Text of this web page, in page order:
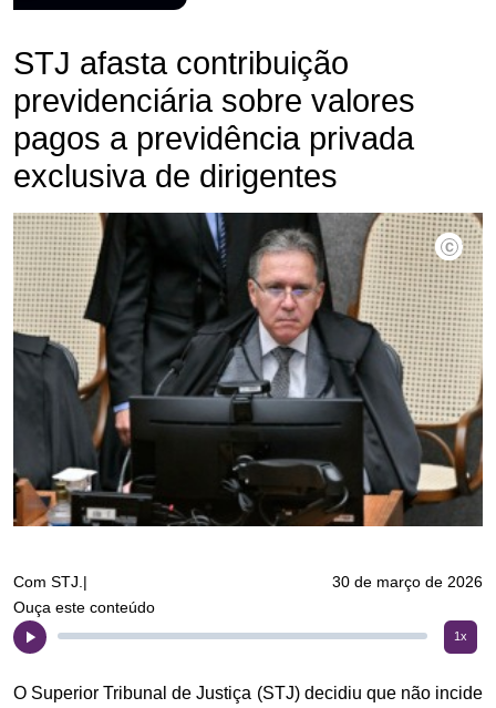
STJ afasta contribuição
previdenciária sobre valores
pagos a previdência privada
exclusiva de dirigentes
Com STJ.|
30 de março de 2026
Ouça este conteúdo
1x
O Superior Tribunal de Justiça (STJ) decidiu que não incide